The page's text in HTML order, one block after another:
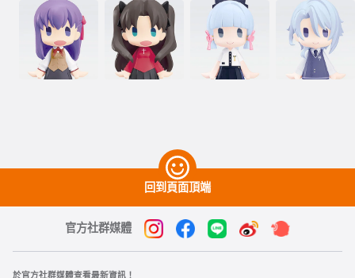
回到頁面頂端
官方社群媒體
於官方社群媒體查看最新資訊！